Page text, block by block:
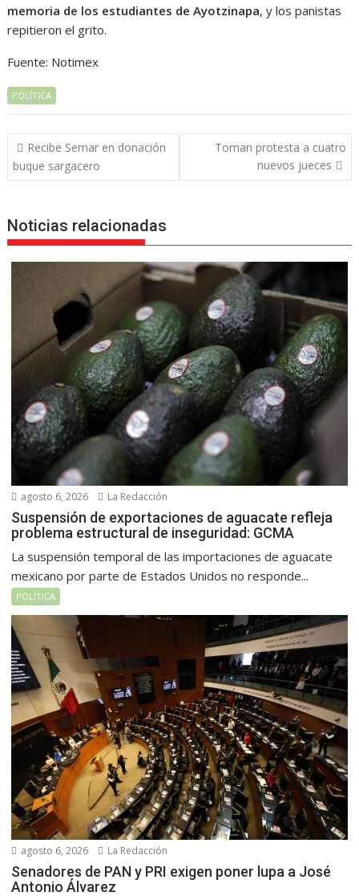
memoria de los estudiantes de Ayotzinapa, y los panistas
repitieron el grito.
Fuente: Notimex
POLÍTICA
Navegación
de
entradas
Recibe Semar en donación
buque sargacero
Toman protesta a cuatro
nuevos jueces
Noticias relacionadas
agosto 6, 2026 La Redacción
Suspensión de exportaciones de aguacate refleja
problema estructural de inseguridad: GCMA
La suspensión temporal de las importaciones de aguacate
mexicano por parte de Estados Unidos no responde...
POLÍTICA
agosto 6, 2026 La Redacción
Senadores de PAN y PRI exigen poner lupa a José
Antonio Álvarez